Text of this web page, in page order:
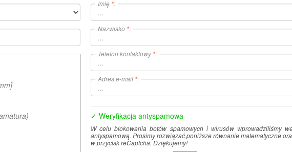
Imię *:
Nazwisko *:
Telefon kontaktowy*:
Adres e-mail *:
✓ Weryfikacja antyspamowa
W celu blokowania botów spamowych i wirusów wprowadziliśmy
antyspamową. Prosimy rozwiązać poniższe równanie matematyczne
w przycisk reCaptcha. Dziękujemy!